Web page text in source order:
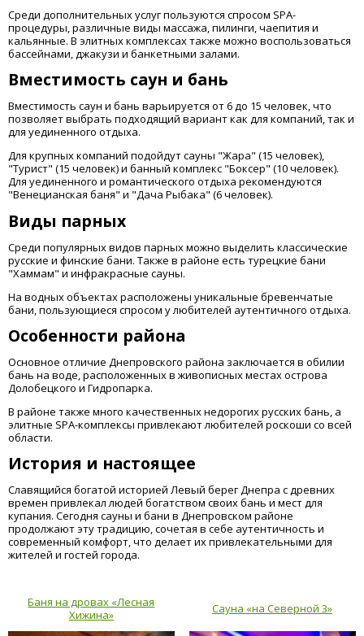
Среди дополнительных услуг пользуются спросом SPA-
процедуры, различные виды массажа, пилинги, чаепития и
кальянные. В элитных комплексах также можно воспользоваться
бассейнами, джакузи и банкетными залами.
Вместимость саун и бань
Вместимость саун и бань варьируется от 6 до 15 человек, что
позволяет выбрать подходящий вариант как для компаний, так и
для уединенного отдыха.
Для крупных компаний подойдут сауны "Жара" (15 человек),
"Турист" (15 человек) и банный комплекс "Боксер" (10 человек).
Для уединенного и романтического отдыха рекомендуются
"Венецианская баня" и "Дача Рыбака" (6 человек).
Виды парных
Среди популярных видов парных можно выделить классические
русские и финские бани. Также в районе есть турецкие бани
"Хаммам" и инфракрасные сауны.
На водных объектах расположены уникальные бревенчатые
бани, пользующиеся спросом у любителей аутентичного отдыха.
Особенности района
Основное отличие Днепровского района заключается в обилии
бань на воде, расположенных в живописных местах острова
Долобецкого и Гидропарка.
В районе также много качественных недорогих русских бань, а
элитные SPA-комплексы привлекают любителей роскоши со всей
области.
История и настоящее
Славящийся богатой историей Левый берег Днепра с древних
времен привлекал людей богатством своих бань и мест для
купания. Сегодня сауны и бани в Днепровском районе
продолжают эту традицию, сочетая в себе аутентичность и
современный комфорт, что делает их привлекательными для
жителей и гостей города.
Баня на дровах «Лесная
Хижина»
Сауна «на Северной 3»